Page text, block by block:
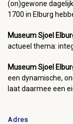
(on)gewone
1700 in Elburg
Museum Sjoel
actueel thema:
Museum Sjoel
een dynamische,
laat daarmee een
Adres